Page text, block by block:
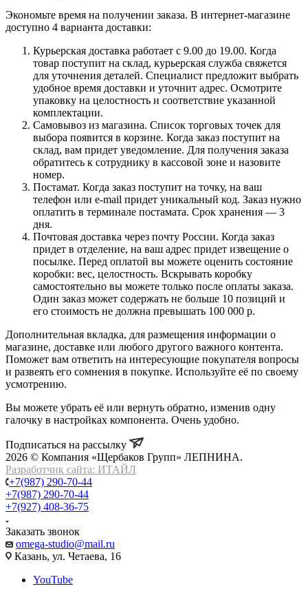
Экономьте время на получении заказа. В интернет-магазине
доступно 4 варианта доставки:
Курьерская доставка работает с 9.00 до 19.00. Когда
товар поступит на склад, курьерская служба свяжется
для уточнения деталей. Специалист предложит выбрать
удобное время доставки и уточнит адрес. Осмотрите
упаковку на целостность и соответствие указанной
комплектации.
Самовывоз из магазина. Список торговых точек для
выбора появится в корзине. Когда заказ поступит на
склад, вам придет уведомление. Для получения заказа
обратитесь к сотруднику в кассовой зоне и назовите
номер.
Постамат. Когда заказ поступит на точку, на ваш
телефон или e-mail придет уникальный код. Заказ нужно
оплатить в терминале постамата. Срок хранения — 3
дня.
Почтовая доставка через почту России. Когда заказ
придет в отделение, на ваш адрес придет извещение о
посылке. Перед оплатой вы можете оценить состояние
коробки: вес, целостность. Вскрывать коробку
самостоятельно вы можете только после оплаты заказа.
Один заказ может содержать не больше 10 позиций и
его стоимость не должна превышать 100 000 р.
Дополнительная вкладка, для размещения информации о
магазине, доставке или любого другого важного контента.
Поможет вам ответить на интересующие покупателя вопросы
и развеять его сомнения в покупке. Используйте её по своему
усмотрению.
Вы можете убрать её или вернуть обратно, изменив одну
галочку в настройках компонента. Очень удобно.
Подписаться на рассылку
2026 © Компания «Щербаков Групп» ЛЕПНИНА.
Разработчик сайта: ИТАЙЛ
+7(987) 290-70-44
+7(987) 290-70-44
+7(927) 408-36-75
Заказать звонок
omega-studio@mail.ru
Казань, ул. Четаева, 16
YouTube